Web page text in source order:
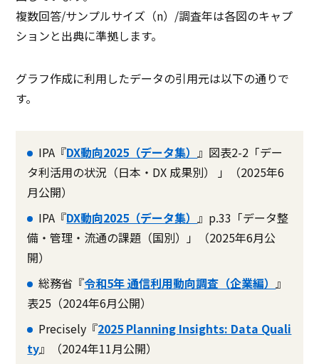
複数回答/サンプルサイズ（n）/調査年は各図のキャプ
ションと出典に準拠します。
グラフ作成に利用したデータの引用元は以下の通りで
す。
IPA『DX動向2025（データ集） 』図表2-2「デー
タ利活用の状況（日本・DX 成果別） 」（2025年6
月公開）
IPA『DX動向2025（データ集） 』p.33「データ整
備・管理・流通の課題（国別）」（2025年6月公
開）
総務省『令和5年 通信利用動向調査（企業編） 』
表25（2024年6月公開）
Precisely『2025 Planning Insights: Data Quali
ty』（2024年11月公開）